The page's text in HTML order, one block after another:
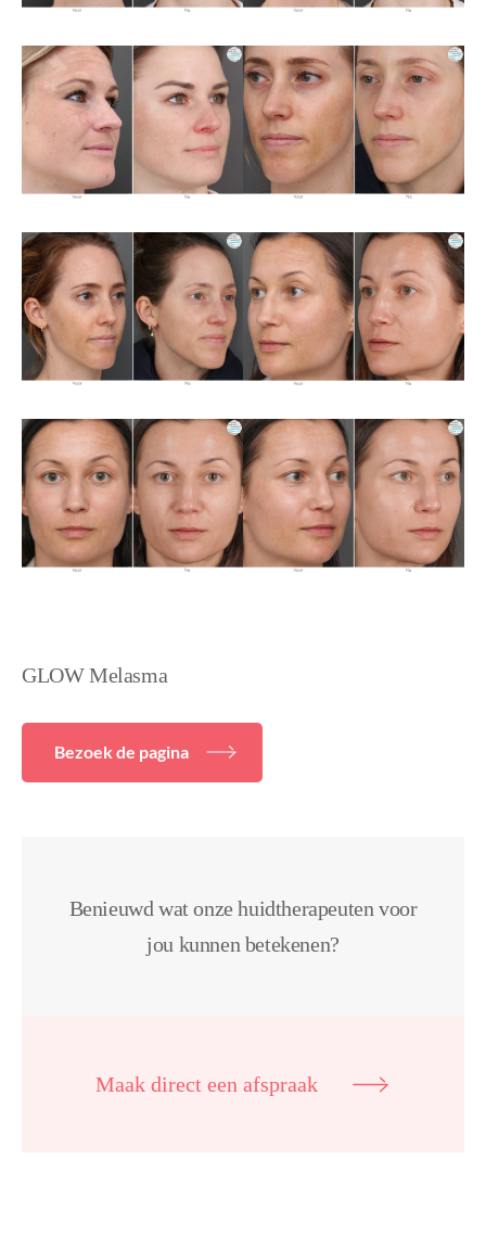
GLOW Melasma
Bezoek de pagina
Benieuwd wat onze huidtherapeuten voor
jou kunnen betekenen?
Maak direct een afspraak